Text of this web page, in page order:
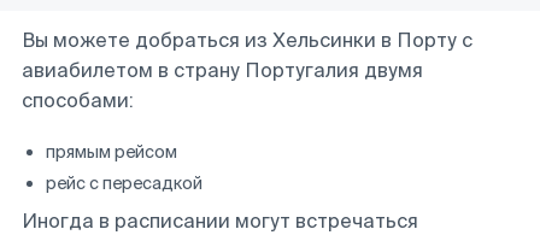
Вы можете добраться из Хельсинки в Порту с
авиабилетом в страну Португалия двумя
способами:
прямым рейсом
рейс с пересадкой
Иногда в расписании могут встречаться